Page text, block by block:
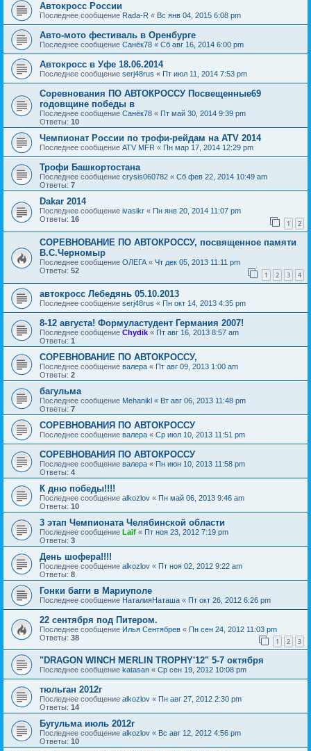
Автокросс России
Последнее сообщение Rada-R « Вс янв 04, 2015 6:08 pm
Авто-мото фестиваль в Оренбурге
Последнее сообщение Санёк78 « Сб авг 16, 2014 6:00 pm
Автокросс в Уфе 18.06.2014
Последнее сообщение serj48rus « Пт июл 11, 2014 7:53 pm
Соревнования ПО АВТОКРОССУ Посвещенные69
годовщине победы в
Последнее сообщение Санёк78 « Пт май 30, 2014 9:39 pm
Ответы: 10
Чемпионат России по трофи-рейдам на ATV 2014
Последнее сообщение ATV MFR « Пн мар 17, 2014 12:29 pm
Трофи Башкортостана
Последнее сообщение crysis060782 « Сб фев 22, 2014 10:49 am
Ответы: 7
Dakar 2014
Последнее сообщение ivasikr « Пн янв 20, 2014 11:07 pm
Ответы: 16 1 2
СОРЕВНОВАНИЕ ПО АВТОКРОССУ, посвященное памяти
В.С.Черномыр
Последнее сообщение ОЛЕГА « Чт дек 05, 2013 11:11 pm
Ответы: 52 1 2 3 4
автокросс Лебедянь 05.10.2013
Последнее сообщение serj48rus « Пн окт 14, 2013 4:35 pm
8-12 августа! Формуластудент Германия 2007!
Последнее сообщение Chydik « Пт авг 16, 2013 8:57 am
Ответы: 1
СОРЕВНОВАНИЕ ПО АВТОКРОССУ,
Последнее сообщение валера « Пт авг 09, 2013 1:00 am
Ответы: 2
багульма
Последнее сообщение Mehanikl « Вт авг 06, 2013 11:48 pm
Ответы: 7
СОРЕВНОВАНИЯ ПО АВТОКРОССУ
Последнее сообщение валера « Ср июл 10, 2013 11:51 pm
СОРЕВНОВАНИЯ ПО АВТОКРОССУ
Последнее сообщение валера « Пн июн 10, 2013 11:58 pm
Ответы: 4
К дню победы!!!!
Последнее сообщение alkozlov « Пн май 06, 2013 9:46 am
Ответы: 10
3 этап Чемпионата Челябинской области
Последнее сообщение Laif « Пт ноя 23, 2012 7:19 pm
Ответы: 3
День шофера!!!!
Последнее сообщение alkozlov « Пт ноя 02, 2012 9:22 am
Ответы: 8
Гонки багги в Мариуполе
Последнее сообщение НаталияНаташа « Пт окт 26, 2012 6:26 pm
22 сентября под Питером.
Последнее сообщение Илья Сентябрев « Пн сен 24, 2012 11:03 pm
Ответы: 38 1 2 3
"DRAGON WINCH MERLIN TROPHY'12" 5-7 октября
Последнее сообщение katasan « Ср сен 19, 2012 10:08 pm
тюльган 2012г
Последнее сообщение alkozlov « Пн авг 27, 2012 2:30 pm
Ответы: 14
Бугульма июль 2012г
Последнее сообщение alkozlov « Вс авг 12, 2012 4:56 pm
Ответы: 10